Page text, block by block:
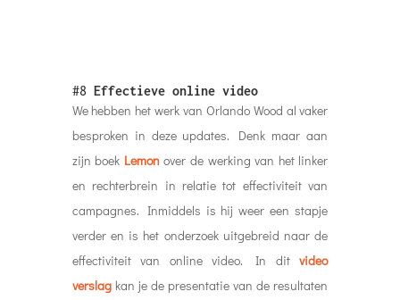
#8 Effectieve online video
We hebben het werk van Orlando Wood al vaker
besproken in deze updates. Denk maar aan
zijn boek Lemon over de werking van het linker
en rechterbrein in relatie tot effectiviteit van
campagnes. Inmiddels is hij weer een stapje
verder en is het onderzoek uitgebreid naar de
effectiviteit van online video. In ditvideo
verslagkan je de presentatie van de resultaten